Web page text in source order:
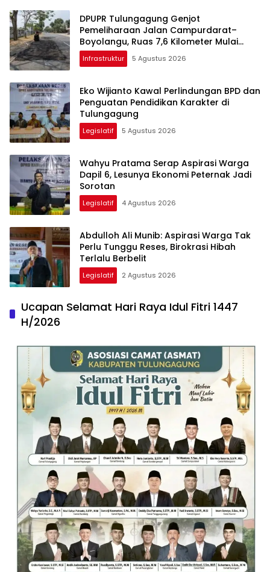
DPUPR Tulungagung Genjot
Pemeliharaan Jalan Campurdarat–
Boyolangu, Ruas 7,6 Kilometer Mulai
Diperbaiki
Infrastruktur 5 Agustus 2026
Eko Wijianto Kawal Perlindungan BPD dan
Penguatan Pendidikan Karakter di
Tulungagung
Legislatif 5 Agustus 2026
Wahyu Pratama Serap Aspirasi Warga
Dapil 6, Lesunya Ekonomi Peternak Jadi
Sorotan
Legislatif 4 Agustus 2026
Abdulloh Ali Munib: Aspirasi Warga Tak
Perlu Tunggu Reses, Birokrasi Hibah
Terlalu Berbelit
Legislatif 2 Agustus 2026
Ucapan Selamat Hari Raya Idul Fitri 1447
H/2026